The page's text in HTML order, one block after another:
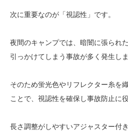
次に重要なのが「視認性」です。
夜間のキャンプでは、暗闇に張られ
引っかけてしまう事故が多く発生しま
そのため蛍光色やリフレクター糸を
ことで、視認性を確保し事故防止に
長さ調整がしやすいアジャスター付